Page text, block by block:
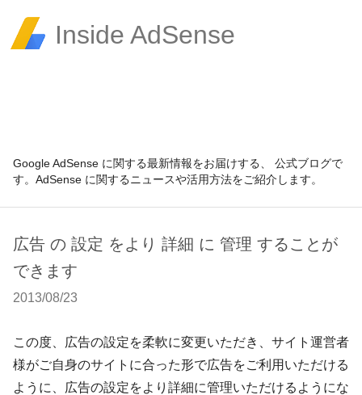
Inside AdSense
Google AdSense に関する最新情報をお届けする、 公式ブログで
す。AdSense に関するニュースや活用方法をご紹介します。
広告 の 設定 をより 詳細 に 管理 することが
できます
2013/08/23
この度、広告の設定を柔軟に変更いただき、サイト運営者
様がご自身のサイトに合った形で広告をご利用いただける
ように、広告の設定をより詳細に管理いただけるようにな